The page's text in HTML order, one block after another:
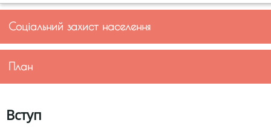
Соціальний захист населення
План
Вступ